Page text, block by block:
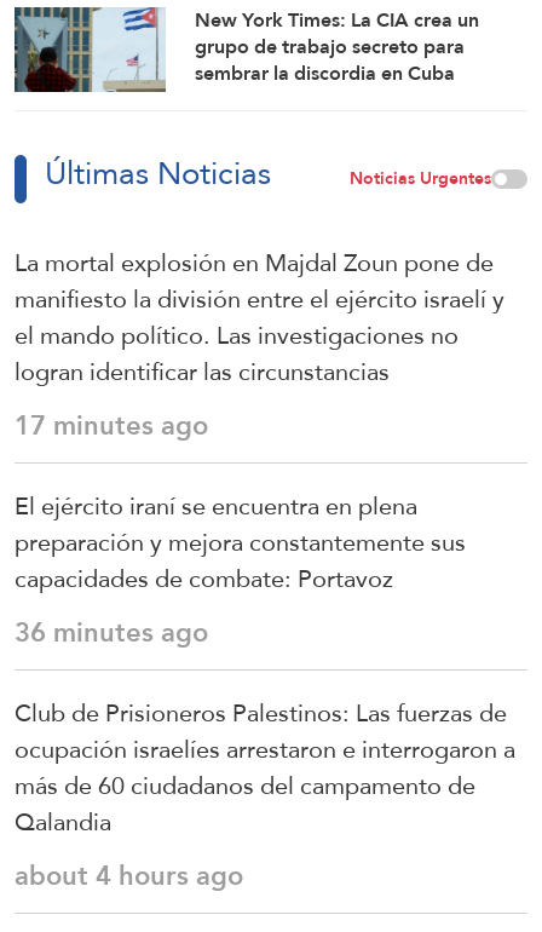
New York Times: La CIA crea un
grupo de trabajo secreto para
sembrar la discordia en Cuba
Últimas Noticias Noticias Urgentes
La mortal explosión en Majdal Zoun pone de
manifiesto la división entre el ejército israelí y
el mando político. Las investigaciones no
logran identificar las circunstancias
17 minutes ago
El ejército iraní se encuentra en plena
preparación y mejora constantemente sus
capacidades de combate: Portavoz
36 minutes ago
Club de Prisioneros Palestinos: Las fuerzas de
ocupación israelíes arrestaron e interrogaron a
más de 60 ciudadanos del campamento de
Qalandia
about 4 hours ago